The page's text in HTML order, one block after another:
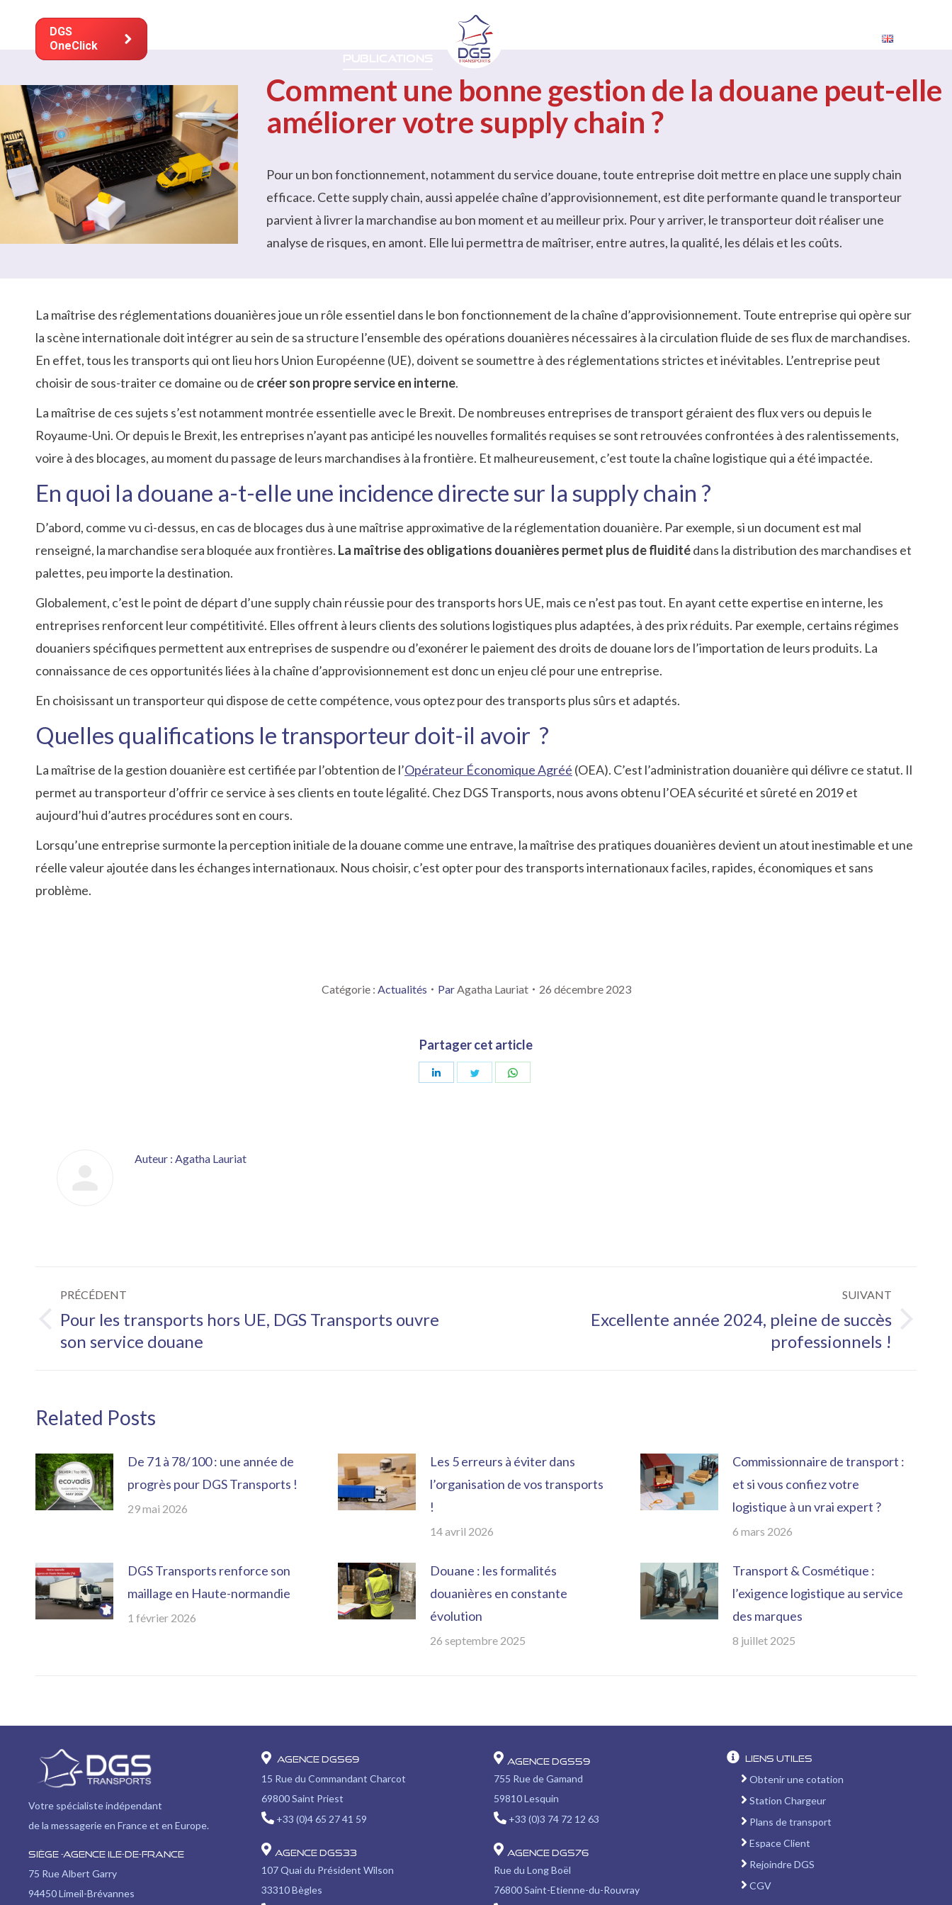
DGS
OneClick
Comment une bonne gestion de la douane peut-elle
améliorer votre supply chain ?
Pour un bon fonctionnement, notamment du service douane, toute entreprise doit mettre en place une supply chain
efficace. Cette supply chain, aussi appelée chaîne d’approvisionnement, est dite performante quand le transporteur
parvient à livrer la marchandise au bon moment et au meilleur prix. Pour y arriver, le transporteur doit réaliser une
analyse de risques, en amont. Elle lui permettra de maîtriser, entre autres, la qualité, les délais et les coûts.
La maîtrise des réglementations douanières joue un rôle essentiel dans le bon fonctionnement de la chaîne d’approvisionnement. Toute entreprise qui opère sur
la scène internationale doit intégrer au sein de sa structure l’ensemble des opérations douanières nécessaires à la circulation fluide de ses flux de marchandises.
En effet, tous les transports qui ont lieu hors Union Européenne (UE), doivent se soumettre à des réglementations strictes et inévitables. L’entreprise peut
choisir de sous-traiter ce domaine ou de créer son propre service en interne.
La maîtrise de ces sujets s’est notamment montrée essentielle avec le Brexit. De nombreuses entreprises de transport géraient des flux vers ou depuis le
Royaume-Uni. Or depuis le Brexit, les entreprises n’ayant pas anticipé les nouvelles formalités requises se sont retrouvées confrontées à des ralentissements,
voire à des blocages, au moment du passage de leurs marchandises à la frontière. Et malheureusement, c’est toute la chaîne logistique qui a été impactée.
En quoi la douane a-t-elle une incidence directe sur la supply chain ?
D’abord, comme vu ci-dessus, en cas de blocages dus à une maîtrise approximative de la réglementation douanière. Par exemple, si un document est mal
renseigné, la marchandise sera bloquée aux frontières. La maîtrise des obligations douanières permet plus de fluiditédans la distribution des marchandises et
palettes, peu importe la destination.
Globalement, c’est le point de départ d’une supply chain réussie pour des transports hors UE, mais ce n’est pas tout. En ayant cette expertise en interne, les
entreprises renforcent leur compétitivité. Elles offrent à leurs clients des solutions logistiques plus adaptées, à des prix réduits. Par exemple, certains régimes
douaniers spécifiques permettent aux entreprises de suspendre ou d’exonérer le paiement des droits de douane lors de l’importation de leurs produits. La
connaissance de ces opportunités liées à la chaîne d’approvisionnement est donc un enjeu clé pour une entreprise.
En choisissant un transporteur qui dispose de cette compétence, vous optez pour des transports plus sûrs et adaptés.
Quelles qualifications le transporteur doit-il avoir ?
La maîtrise de la gestion douanière est certifiée par l’obtention de l’Opérateur Économique Agréé (OEA). C’est l’administration douanière qui délivre ce statut. Il
permet au transporteur d’offrir ce service à ses clients en toute légalité. Chez DGS Transports, nous avons obtenu l’OEA sécurité et sûreté en 2019 et
aujourd’hui d’autres procédures sont en cours.
Lorsqu’une entreprise surmonte la perception initiale de la douane comme une entrave, la maîtrise des pratiques douanières devient un atout inestimable et une
réelle valeur ajoutée dans les échanges internationaux. Nous choisir, c’est opter pour des transports internationaux faciles, rapides, économiques et sans
problème.
Catégorie : Actualités ParAgatha Lauriat 26 décembre 2023
Partager cet article
Partager Partager
Auteur : Agatha Lauriat
Navigation
article
PRÉCÉDENT
Article
précédent
Pour les transports hors UE, DGS Transports ouvre
son service douane
SUIVANT
Excellente année 2024, pleine de succès
professionnels !
Related Posts
De 71 à 78/100 : une année de
progrès pour DGS Transports !
29 mai 2026
Les 5 erreurs à éviter dans
l’organisation de vos transports
!
14 avril 2026
Commissionnaire de transport :
et si vous confiez votre
logistique à un vrai expert ?
6 mars 2026
DGS Transports renforce son
maillage en Haute-normandie
1 février 2026
Douane : les formalités
douanières en constante
évolution
26 septembre 2025
Transport & Cosmétique :
l’exigence logistique au service
des marques
8 juillet 2025
Votre spécialiste indépendant
de la messagerie en France et en Europe.
Siège -Agence Ile-de-France
75 Rue Albert Garry
94450 Limeil-Brévannes
Agence DGS69
15 Rue du Commandant Charcot
69800 Saint Priest
+33 (0)4 65 27 41 59
Agence DGS33
107 Quai du Président Wilson
33310 Bègles
Agence DGS59
755 Rue de Gamand
59810 Lesquin
+33 (0)3 74 72 12 63
Agence DGS76
Rue du Long Boël
76800 Saint-Etienne-du-Rouvray
Liens utiles
Obtenir une cotation
Station Chargeur
Plans de transport
Espace Client
Rejoindre DGS
CGV